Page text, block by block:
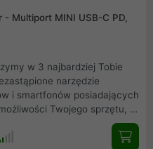
Multiport MINI USB-C PD,
w 3 najbardziej Tobie
narzędzie
i smartfonów posiadających
Twojego sprzętu, a
możliwościami